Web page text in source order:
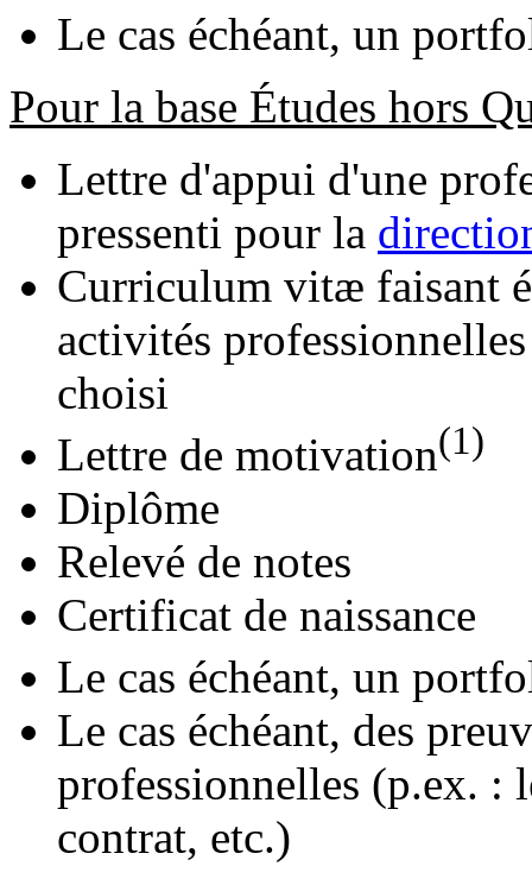
Le cas échéant, un
Pour la base Études hors
Lettre d'appui d'une
pressenti pour la
Curriculum vitæ faisant
activités
choisi
Lettre de motivation(1)
Diplôme
Relevé de notes
Certificat de naissance
Le cas échéant, un
Le cas échéant, des
professionnelles (p.ex. :
contrat, etc.)